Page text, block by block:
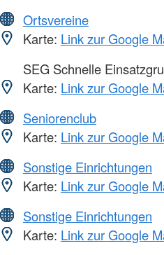
Ortsvereine
Karte: Link zur Google
SEG Schnelle
Karte: Link zur Google
Seniorenclub
Karte: Link zur Google
Sonstige Einrichtungen
Karte: Link zur Google
Sonstige Einrichtungen
Karte: Link zur Google